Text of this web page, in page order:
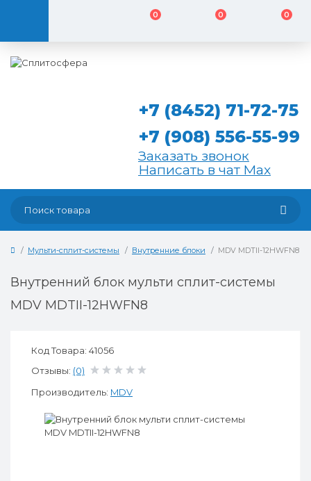
0 0 0
+7 (8452) 71-72-75
+7 (908) 556-55-99
Заказать звонок
Написать в чат Max
Мульти-сплит-системы Внутренние блоки MDV MDTII-12HWFN8
Внутренний блок мульти сплит-системы
MDV MDTII-12HWFN8
Код Товара: 41056
Отзывы: (0)
Производитель: MDV